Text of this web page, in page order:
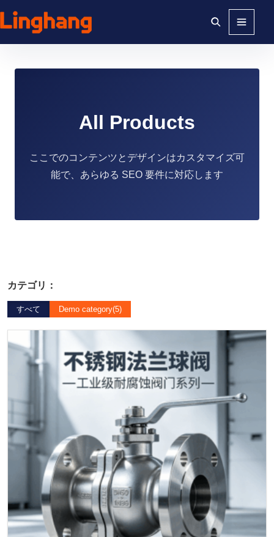
メニュー
All Products
ここでのコンテンツとデザインはカスタマイズ可
能で、あらゆる SEO 要件に対応します
カテゴリ：
すべて Demo category(5)